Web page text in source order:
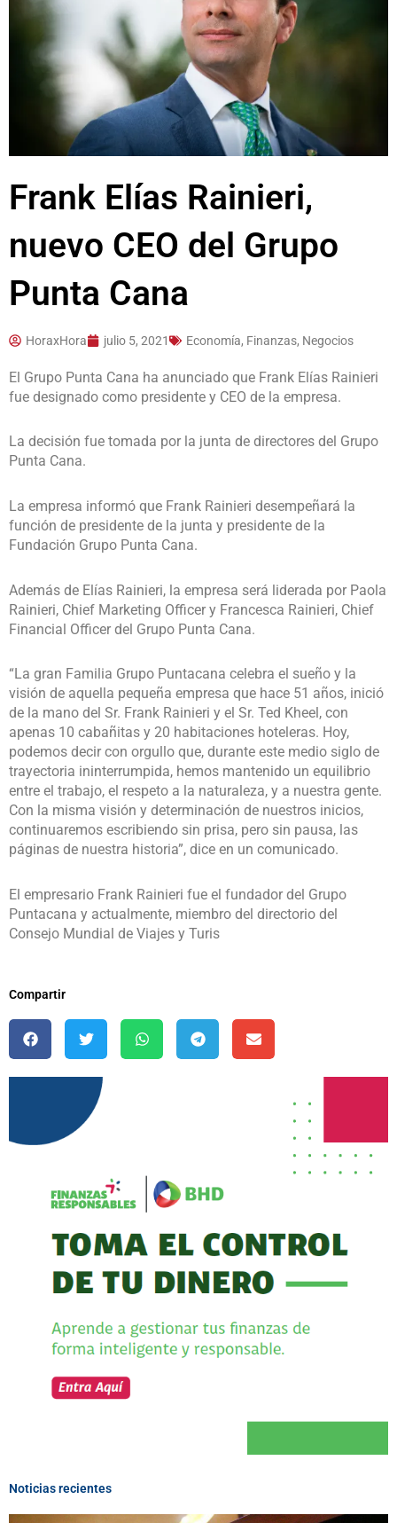
Frank Elías Rainieri,
nuevo CEO del Grupo
Punta Cana
HoraxHora julio 5, 2021 Economía, Finanzas, Negocios
El Grupo Punta Cana ha anunciado que Frank Elías Rainieri
fue designado como presidente y CEO de la empresa.
La decisión fue tomada por la junta de directores del Grupo
Punta Cana.
La empresa informó que Frank Rainieri desempeñará la
función de presidente de la junta y presidente de la
Fundación Grupo Punta Cana.
Además de Elías Rainieri, la empresa será liderada por Paola
Rainieri, Chief Marketing Officer y Francesca Rainieri, Chief
Financial Officer del Grupo Punta Cana.
“La gran Familia Grupo Puntacana celebra el sueño y la
visión de aquella pequeña empresa que hace 51 años, inició
de la mano del Sr. Frank Rainieri y el Sr. Ted Kheel, con
apenas 10 cabañitas y 20 habitaciones hoteleras. Hoy,
podemos decir con orgullo que, durante este medio siglo de
trayectoria ininterrumpida, hemos mantenido un equilibrio
entre el trabajo, el respeto a la naturaleza, y a nuestra gente.
Con la misma visión y determinación de nuestros inicios,
continuaremos escribiendo sin prisa, pero sin pausa, las
páginas de nuestra historia”, dice en un comunicado.
El empresario Frank Rainieri fue el fundador del Grupo
Puntacana y actualmente, miembro del directorio del
Consejo Mundial de Viajes y Turis
Compartir
Noticias recientes